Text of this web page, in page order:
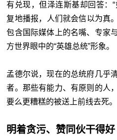
有兑现，但泽连斯基却回答：
复地播报，人们就会信以为真
包含国际媒体上的名嘴、专家
方世界眼中的“英雄总统”形象。
孟德尔说，现在的总统府几乎
者。那些有能力、有原则的人
要么更糟糕的被送上前线去死。
明着贪污、赞同伙干得好